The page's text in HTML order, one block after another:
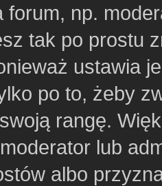
forum, np.
tak po prostu
ustawia
po to, żeby
rangę.
moderator lub
albo